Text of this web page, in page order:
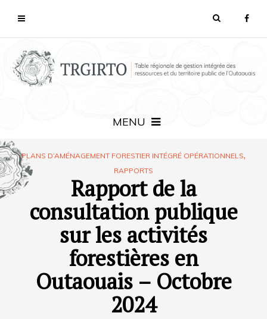
MENU
PLANS D’AMÉNAGEMENT FORESTIER INTÉGRÉ OPÉRATIONNELS,
RAPPORTS
Rapport de la
consultation publique
sur les activités
forestières en
Outaouais – Octobre
2024